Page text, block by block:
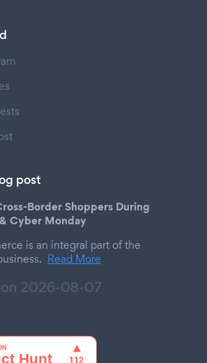
post
Border Shoppers During
Cyber Monday
is an integral part of the
Read More
2026-08-07